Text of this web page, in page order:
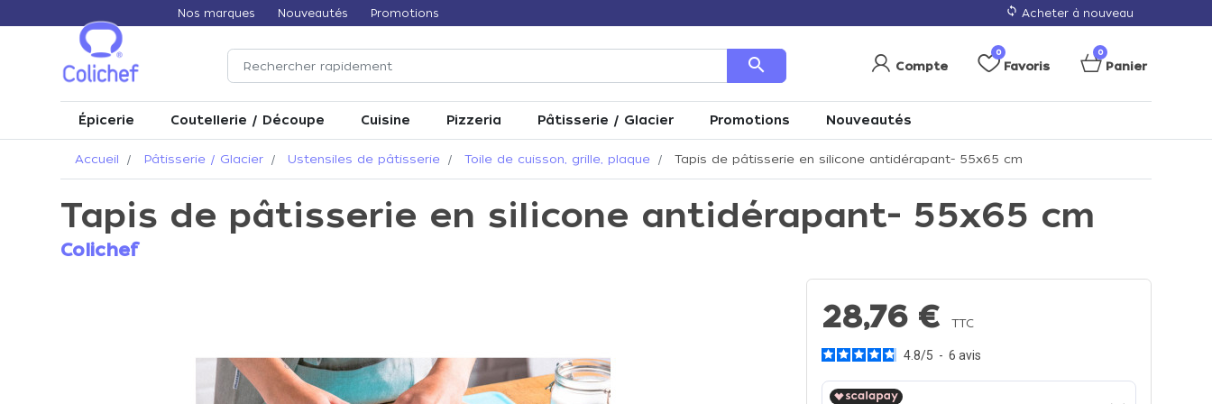
Nos marques Nouveautés Promotions loop Acheter à nouveau
search Compte
0
Favoris
0
Panier
Épicerie Coutellerie / Découpe Cuisine Pizzeria Pâtisserie / Glacier Promotions Nouveautés
Accueil Pâtisserie / Glacier Ustensiles de pâtisserie Toile de cuisson, grille, plaque Tapis de pâtisserie en silicone antidérapant- 55x65 cm
Tapis de pâtisserie en silicone antidérapant- 55x65 cm
Colichef
28,76 € TTC
4.8/5 - 6 avis